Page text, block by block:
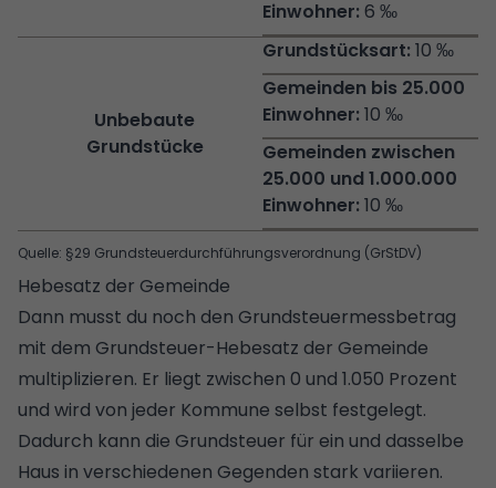
Quelle: §29 Grundsteuerdurchführungsverordnung (GrStDV)
6 ‰
Unbebaute
Grundstücke
10 ‰
10 ‰
10 ‰
Hebesatz der Gemeinde
Dann musst du noch den Grundsteuermessbetrag
mit dem Grundsteuer-Hebesatz der Gemeinde
multiplizieren. Er liegt zwischen 0 und 1.050 Prozent
und wird von jeder Kommune selbst festgelegt.
Dadurch kann die Grundsteuer für ein und dasselbe
Haus in verschiedenen Gegenden stark variieren.